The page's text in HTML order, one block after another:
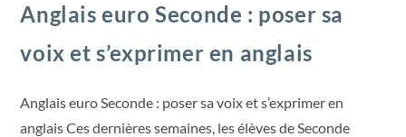
Anglais euro Seconde : poser sa
voix et s’exprimer en anglais
Anglais euro Seconde : poser sa voix et s’exprimer en
anglais Ces dernières semaines, les élèves de Seconde